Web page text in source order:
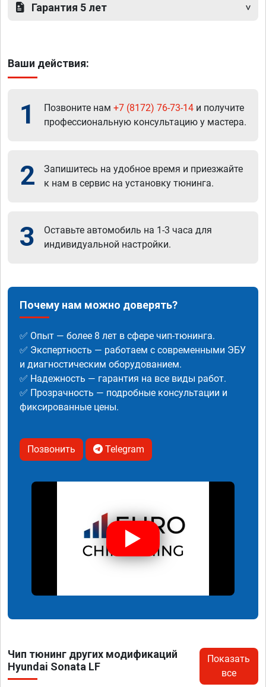
Гарантия 5 лет
Ваши действия:
1 Позвоните нам +7 (8172) 76-73-14 и получите
профессиональную консультацию у мастера.
2
Запишитесь на удобное время и приезжайте
к нам в сервис на установку тюнинга.
3
Оставьте автомобиль на 1-3 часа для
индивидуальной настройки.
Почему нам можно доверять?
✅ Опыт — более 8 лет в сфере чип-тюнинга.
✅ Экспертность — работаем с современными ЭБУ
и диагностическим оборудованием.
✅ Надежность — гарантия на все виды работ.
✅ Прозрачность — подробные консультации и
фиксированные цены.
Позвонить Telegram
Чип тюнинг других модификаций
Hyundai Sonata LF
Показать
все